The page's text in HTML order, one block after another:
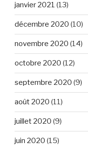
janvier 2021 (13)
décembre 2020 (10)
novembre 2020 (14)
octobre 2020 (12)
septembre 2020 (9)
août 2020 (11)
juillet 2020 (9)
juin 2020 (15)